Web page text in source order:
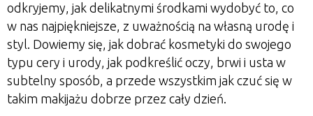
odkryjemy, jak delikatnymi środkami wydobyć to, co
w nas najpiękniejsze, z uważnością na własną urodę i
styl. Dowiemy się, jak dobrać kosmetyki do swojego
typu cery i urody, jak podkreślić oczy, brwi i usta w
subtelny sposób, a przede wszystkim jak czuć się w
takim makijażu dobrze przez cały dzień.